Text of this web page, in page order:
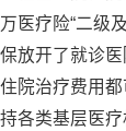
医疗险“二级
放开了就诊
院治疗费用
各类基层医